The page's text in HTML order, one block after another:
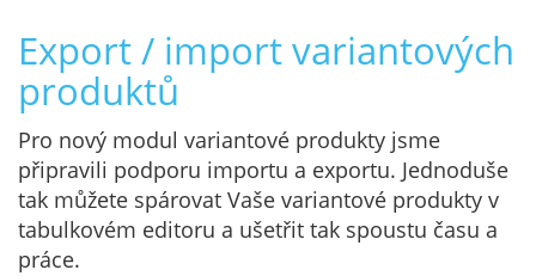
Export / import variantových
produktů
Pro nový modul variantové produkty jsme
připravili podporu importu a exportu. Jednoduše
tak můžete spárovat Vaše variantové produkty v
tabulkovém editoru a ušetřit tak spoustu času a
práce.